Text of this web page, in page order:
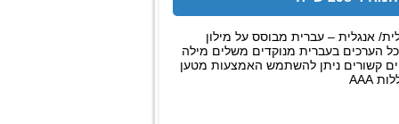
אנגלית – עברית מבוסס על מילון
הערכים בעברית מנוקדים משלים מילה
קשורים ניתן להשתמש האמצעות מטען